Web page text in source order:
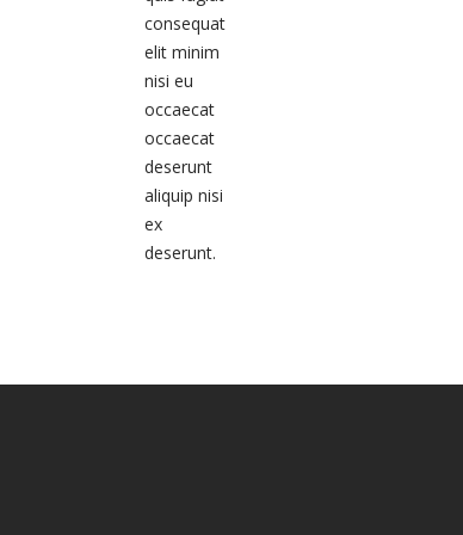
consequat
elit minim
nisi eu
occaecat
occaecat
deserunt
aliquip nisi
ex
deserunt.